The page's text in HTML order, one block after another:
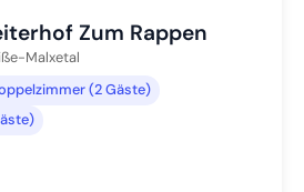
Zum Rappen
Malxetal
(2 Gäste)